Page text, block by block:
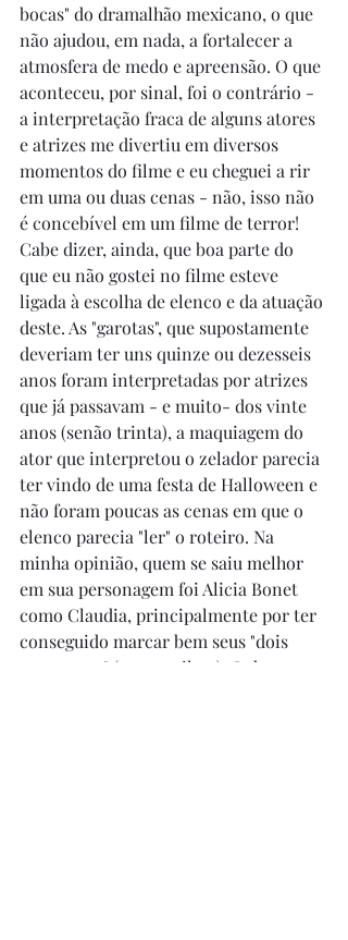
bocas" do dramalhão mexicano, o que
não ajudou, em nada, a fortalecer a
atmosfera de medo e apreensão. O que
aconteceu, por sinal, foi o contrário -
a interpretação fraca de alguns atores
e atrizes me divertiu em diversos
momentos do filme e eu cheguei a rir
em uma ou duas cenas - não, isso não
é concebível em um filme de terror!
Cabe dizer, ainda, que boa parte do
que eu não gostei no filme esteve
ligada à escolha de elenco e da atuação
deste. As "garotas", que supostamente
deveriam ter uns quinze ou dezesseis
anos foram interpretadas por atrizes
que já passavam - e muito- dos vinte
anos (senão trinta), a maquiagem do
ator que interpretou o zelador parecia
ter vindo de uma festa de Halloween e
não foram poucas as cenas em que o
elenco parecia "ler" o roteiro. Na
minha opinião, quem se saiu melhor
em sua personagem foi Alicia Bonet
como Claudia, principalmente por ter
conseguido marcar bem seus "dois
momentos" (sem spoilers). O destaque